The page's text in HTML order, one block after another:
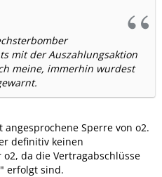
mit der Auszahlungsaktion
meine, immerhin wurdest
Sperre von o2.
definitiv keinen
da die Vertragabschlüsse
erfolgt sind.